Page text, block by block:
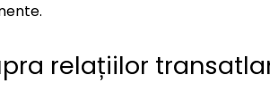
relațiilor